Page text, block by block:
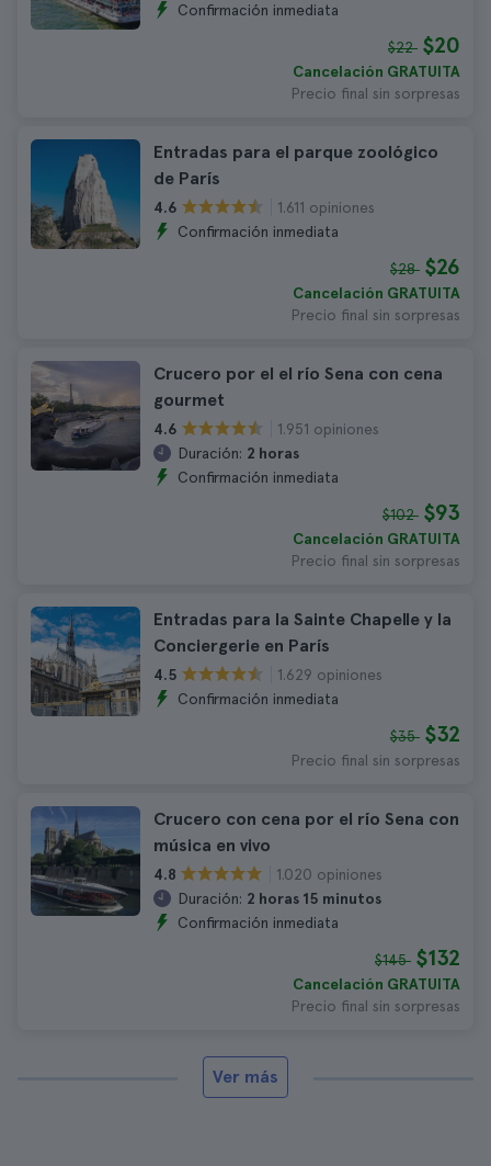
Confirmación inmediata
$22 $20
Cancelación GRATUITA
Precio final sin sorpresas
Entradas para el parque zoológico
de París
4.6
1.611 opiniones
Confirmación inmediata
$28 $26
Cancelación GRATUITA
Precio final sin sorpresas
Crucero por el el río Sena con cena
gourmet
4.6
1.951 opiniones
Duración: 2 horas
Confirmación inmediata
$102 $93
Cancelación GRATUITA
Precio final sin sorpresas
Entradas para la Sainte Chapelle y la
Conciergerie en París
4.5
1.629 opiniones
Confirmación inmediata
$35 $32
Precio final sin sorpresas
Crucero con cena por el río Sena con
música en vivo
4.8
1.020 opiniones
Duración: 2 horas 15 minutos
Confirmación inmediata
$145 $132
Cancelación GRATUITA
Precio final sin sorpresas
Ver más